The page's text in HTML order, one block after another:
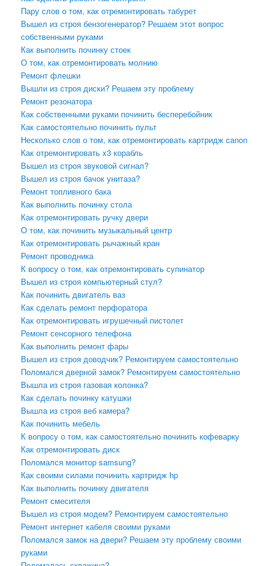
Пару слов о том, как отремонтировать табурет
Вышел из строя бензогенератор? Решаем этот вопрос
собственными руками
Как выполнить починку стоек
О том, как отремонтировать молнию
Ремонт флешки
Вышли из строя диски? Решаем эту проблему
Ремонт резонатора
Как собственными руками починить бесперебойник
Как самостоятельно починить пульт
Несколько слов о том, как отремонтировать картридж canon
Как отремонтировать x3 корабль
Вышел из строя звуковой сигнал?
Вышел из строя бачок унитаза?
Ремонт топливного бака
Как выполнить починку стола
Как отремонтировать ручку двери
О том, как починить музыкальный центр
Как отремонтировать рычажный кран
Ремонт проводника
К вопросу о том, как отремонтировать супинатор
Вышел из строя компьютерный стул?
Как починить двигатель ваз
Как сделать ремонт перфоратора
Как отремонтировать игрушечный пистолет
Ремонт сенсорного телефона
Как выполнить ремонт фары
Вышел из строя доводчик? Ремонтируем самостоятельно
Поломался дверной замок? Ремонтируем самостоятельно
Вышла из строя газовая колонка?
Как сделать починку катушки
Вышла из строя веб камера?
Как починить мебель
К вопросу о том, как самостоятельно починить кофеварку
Как отремонтировать диск
Поломался монитор samsung?
Как своими силами починить картридж hp
Как выполнить починку двигателя
Ремонт смесителя
Вышел из строя модем? Ремонтируем самостоятельно
Ремонт интернет кабеля своими руками
Поломался замок на двери? Решаем эту проблему своими
руками